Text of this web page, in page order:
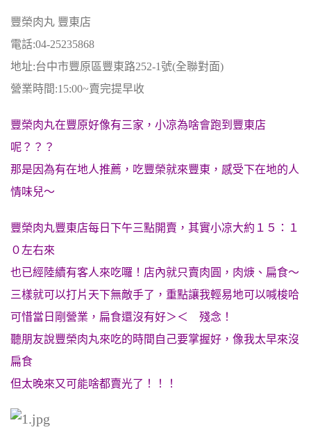
豐榮肉丸 豐東店
電話:04-25235868
地址:台中市豐原區豐東路252-1號(全聯對面)
營業時間:15:00~賣完提早收
豐榮肉丸在豐原好像有三家，小凉為啥會跑到豐東店
呢？？？
那是因為有在地人推薦，吃豐榮就來豐東，感受下在地的人
情味兒～
豐榮肉丸豐東店每日下午三點開賣，其實小凉大約１５：１
０左右來
也已經陸續有客人來吃囉！店內就只賣肉圓，肉焿、扁食～
三樣就可以打片天下無敵手了，重點讓我輕易地可以喊梭哈
可惜當日剛營業，扁食還沒有好＞＜ 殘念！
聽朋友說豐榮肉丸來吃的時間自己要掌握好，像我太早來沒
扁食
但太晚來又可能啥都賣光了！！！